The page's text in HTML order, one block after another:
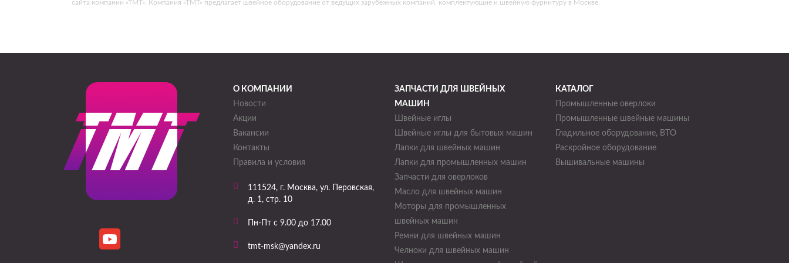
сайта компании «ТМТ». Компания «ТМТ» предлагает швейное оборудование от ведущих зарубежных компаний, комплектующие и швейную фурнитуру в Москве.
О КОМПАНИИ
Новости
Акции
Вакансии
Контакты
Правила и условия
111524, г. Москва, ул. Перовская,
д. 1, стр. 10
Пн-Пт с 9.00 до 17.00
tmt-msk@yandex.ru
ЗАПЧАСТИ ДЛЯ ШВЕЙНЫХ
МАШИН
Швейные иглы
Швейные иглы для бытовых машин
Лапки для швейных машин
Лапки для промышленных машин
Запчасти для оверлоков
Масло для швейных машин
Моторы для промышленных
швейных машин
Ремни для швейных машин
Челноки для швейных машин
КАТАЛОГ
Промышленные оверлоки
Промышленные швейные машины
Гладильное оборудование, ВТО
Раскройное оборудование
Вышивальные машины